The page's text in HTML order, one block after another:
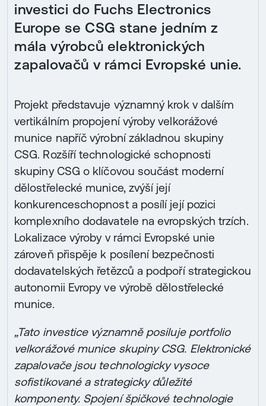
investici do Fuchs Electronics
Europe se CSG stane jedním z
mála výrobců elektronických
zapalovačů v rámci Evropské unie.
Projekt představuje významný krok v dalším
vertikálním propojení výroby velkorážové
munice napříč výrobní základnou skupiny
CSG. Rozšíří technologické schopnosti
skupiny CSG o klíčovou součást moderní
dělostřelecké munice, zvýší její
konkurenceschopnost a posílí její pozici
komplexního dodavatele na evropských trzích.
Lokalizace výroby v rámci Evropské unie
zároveň přispěje k posílení bezpečnosti
dodavatelských řetězců a podpoří strategickou
autonomii Evropy ve výrobě dělostřelecké
munice.
„Tato investice významně posiluje portfolio
velkorážové munice skupiny CSG. Elektronické
zapalovače jsou technologicky vysoce
sofistikované a strategicky důležité
komponenty. Spojení špičkové technologie